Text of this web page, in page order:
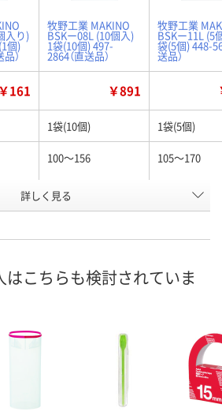
入り)
個)
）
牧野工業 MAKINO
BSKー08L (10個入)
1袋(10個) 497-
2864（直送品）
牧野工業
BSKー11L (5
袋(5個) 448-
送品）
￥161 ￥891
1袋(10個) 1袋(5個)
100～156 105～170
N261156 K960603
へ カゴへ カ
詳しく見る
はこちらも検討されていま